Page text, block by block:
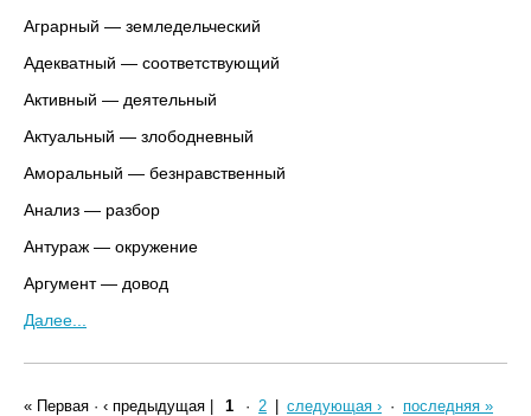
Аграрный — земледельческий
Адекватный — соответствующий
Активный — деятельный
Актуальный — злободневный
Аморальный — безнравственный
Анализ — разбор
Антураж — окружение
Аргумент — довод
Далее...
« Первая · ‹ предыдущая 1 · 2 следующая › · последняя »